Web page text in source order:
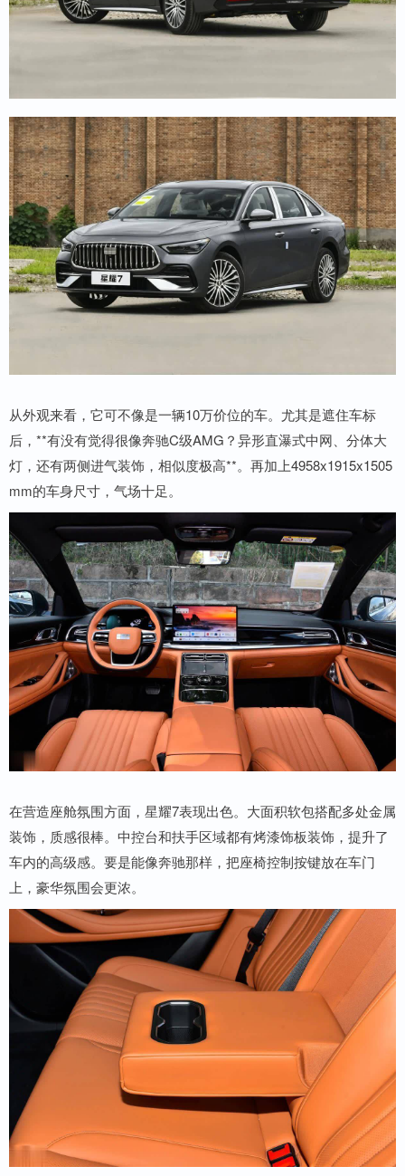
从外观来看，它可不像是一辆10万价位的车。尤其是遮住车标
后，**有没有觉得很像奔驰C级AMG？异形直瀑式中网、分体大
灯，还有两侧进气装饰，相似度极高**。再加上4958x1915x1505
mm的车身尺寸，气场十足。
在营造座舱氛围方面，星耀7表现出色。大面积软包搭配多处金属
装饰，质感很棒。中控台和扶手区域都有烤漆饰板装饰，提升了
车内的高级感。要是能像奔驰那样，把座椅控制按键放在车门
上，豪华氛围会更浓。